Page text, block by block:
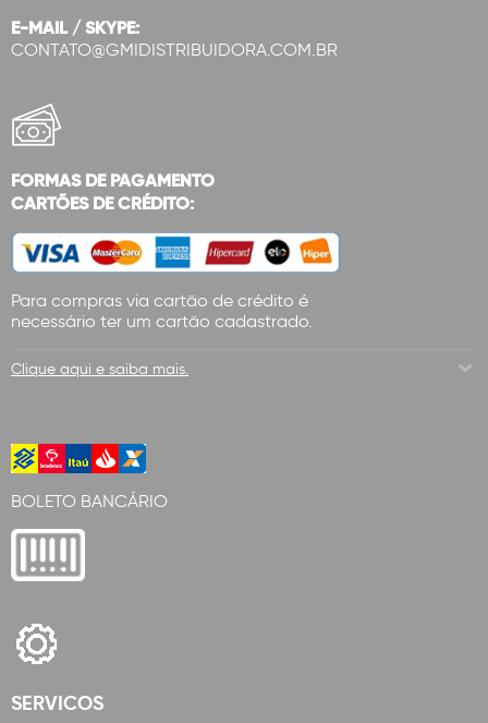
E-MAIL / SKYPE:
CONTATO@GMIDISTRIBUIDORA.COM.BR
FORMAS DE PAGAMENTO
CARTÕES DE CRÉDITO:
Para compras via cartão de crédito é
necessário ter um cartão cadastrado.
Clique aqui e saiba mais.
BOLETO BANCÁRIO
SERVICOS